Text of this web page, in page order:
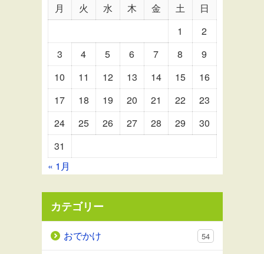
月
火 水 木 金 土
日
1
2
3
4 5 6 7 8
9
10
11 12 13 14 15
16
17
18 19 20 21 22
23
24
25 26 27 28 29
30
31
« 1月
カテゴリー
おでかけ 54